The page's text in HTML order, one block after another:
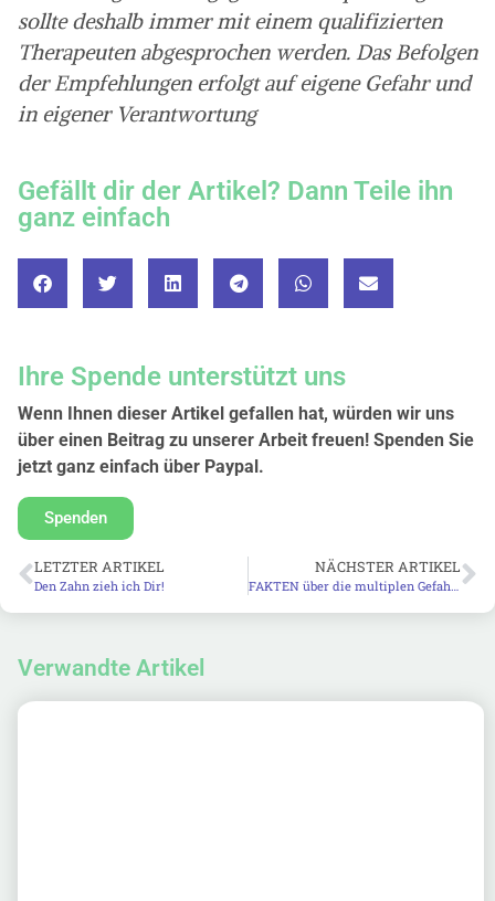
sollte deshalb immer mit einem qualifizierten
Therapeuten abgesprochen werden. Das Befolgen
der Empfehlungen erfolgt auf eigene Gefahr und
in eigener Verantwortung
Gefällt dir der Artikel? Dann Teile ihn
ganz einfach
Ihre Spende unterstützt uns
Wenn Ihnen dieser Artikel gefallen hat, würden wir uns
über einen Beitrag zu unserer Arbeit freuen! Spenden Sie
jetzt ganz einfach über Paypal.
Spenden
LETZTER ARTIKEL
Den Zahn zieh ich Dir!
NÄCHSTER ARTIKEL
Verwandte Artikel